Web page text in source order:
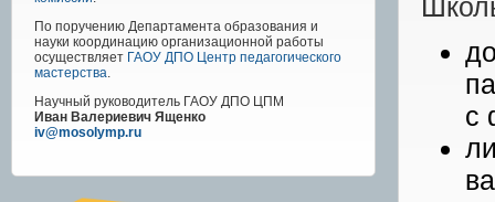
По поручению Департамента образования и
науки координацию организационной работы
осуществляет ГАОУ ДПО Центр педагогического
мастерства.
Научный руководитель ГАОУ ДПО ЦПМ
Иван Валериевич Ященко
iv@mosolymp.ru
с